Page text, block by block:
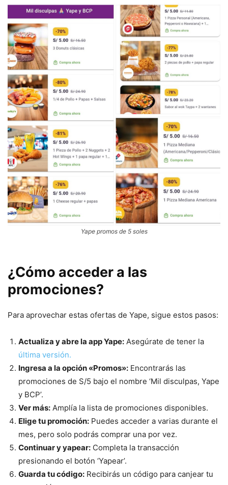
Yape promos de 5 soles
¿Cómo acceder a las
promociones?
Para aprovechar estas ofertas de Yape, sigue estos pasos:
Actualiza y abre la app Yape: Asegúrate de tener la
última versión.
Ingresa a la opción «Promos»: Encontrarás las
promociones de S/5 bajo el nombre ‘Mil disculpas, Yape
y BCP’.
Ver más: Amplía la lista de promociones disponibles.
Elige tu promoción: Puedes acceder a varias durante el
mes, pero solo podrás comprar una por vez.
Continuar y yapear: Completa la transacción
presionando el botón ‘Yapear’.
Guarda tu código: Recibirás un código para canjear tu